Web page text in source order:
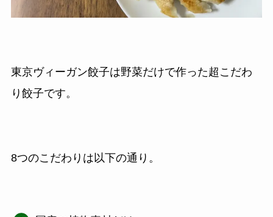
東京ヴィーガン餃子は野菜だけで作った超こだわ
り餃子です。
8つのこだわりは以下の通り。